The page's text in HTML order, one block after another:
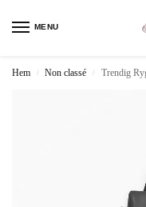
MENU
Hem / Non classé / Trendig